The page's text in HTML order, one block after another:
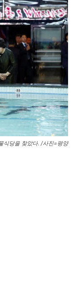
식당을 찾았다. /사진=평양